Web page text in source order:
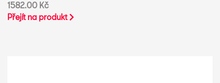
1582.00 Kč
Přejít na produkt